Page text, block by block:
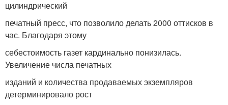
цилиндрический
печатный пресс, что позволило делать 2000 оттисков в
час. Благодаря этому
себестоимость газет кардинально понизилась.
Увеличение числа печатных
изданий и количества продаваемых экземпляров
детерминировало рост